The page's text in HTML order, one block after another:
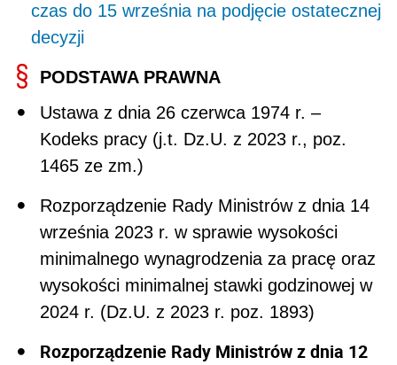
czas do 15 września na podjęcie ostatecznej
decyzji
PODSTAWA PRAWNA
Ustawa z dnia 26 czerwca 1974 r. –
Kodeks pracy (j.t. Dz.U. z 2023 r., poz.
1465 ze zm.)
Rozporządzenie Rady Ministrów z dnia 14
września 2023 r. w sprawie wysokości
minimalnego wynagrodzenia za pracę oraz
wysokości minimalnej stawki godzinowej w
2024 r. (Dz.U. z 2023 r. poz. 1893)
Rozporządzenie Rady Ministrów z dnia 12